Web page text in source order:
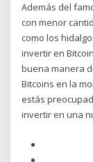
Además del
con menor
como los
invertir en
buena manera
Bitcoins en la
estás
invertir en una